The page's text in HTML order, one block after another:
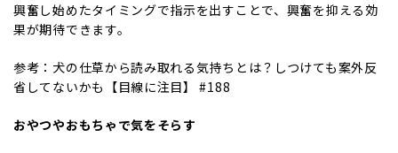
興奮し始めたタイミングで指示を出すことで、興奮を抑える効
果が期待できます。
参考： 犬の仕草から読み取れる気持ちとは？しつけても案外反
省してないかも【目線に注目】 #188
おやつやおもちゃで気をそらす